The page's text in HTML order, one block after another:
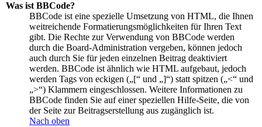
Was ist BBCode?
BBCode ist eine spezielle Umsetzung von HTML, die Ihnen
weitreichende Formatierungsmöglichkeiten für Ihren Text
gibt. Die Rechte zur Verwendung von BBCode werden
durch die Board-Administration vergeben, können jedoch
auch durch Sie für jeden einzelnen Beitrag deaktiviert
werden. BBCode ist ähnlich wie HTML aufgebaut, jedoch
werden Tags von eckigen („[“ und „]“) statt spitzen („<“ und
„>“) Klammern eingeschlossen. Weitere Informationen zu
BBCode finden Sie auf einer speziellen Hilfe-Seite, die von
der Seite zur Beitragserstellung aus zugänglich ist.
Nach oben